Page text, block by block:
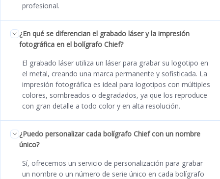
profesional.
¿En qué se diferencian el grabado láser y la impresión
fotográfica en el bolígrafo Chief?
El grabado láser utiliza un láser para grabar su logotipo en
el metal, creando una marca permanente y sofisticada. La
impresión fotográfica es ideal para logotipos con múltiples
colores, sombreados o degradados, ya que los reproduce
con gran detalle a todo color y en alta resolución.
¿Puedo personalizar cada bolígrafo Chief con un nombre
único?
Sí, ofrecemos un servicio de personalización para grabar
un nombre o un número de serie único en cada bolígrafo